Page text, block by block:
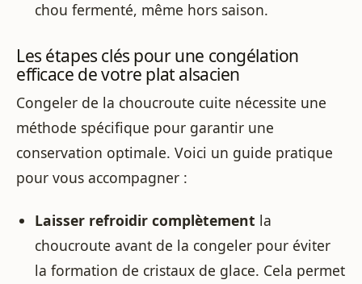
chou fermenté, même hors saison.
Les étapes clés pour une congélation
efficace de votre plat alsacien
Congeler de la choucroute cuite nécessite une
méthode spécifique pour garantir une
conservation optimale. Voici un guide pratique
pour vous accompagner :
Laisser refroidir complètement la
choucroute avant de la congeler pour éviter
la formation de cristaux de glace. Cela permet